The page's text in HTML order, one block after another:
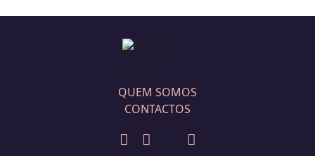
QUEM SOMOS
CONTACTOS